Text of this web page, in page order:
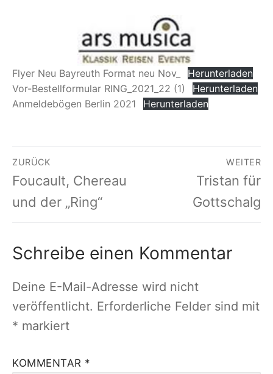
Flyer Neu Bayreuth Format neu Nov_
Herunterladen
Vor-Bestellformular RING_2021_22 (1)
Herunterladen
Anmeldebögen Berlin 2021
Herunterladen
Beitragsnavigation
ZURÜCK
Vorheriger
Beitrag:
Foucault, Chereau
und der „Ring“
WEITER
Nächster
Beitrag:
Tristan für
Gottschalg
Schreibe einen Kommentar
Deine E-Mail-Adresse wird nicht
veröffentlicht. Erforderliche Felder sind mit
* markiert
KOMMENTAR *